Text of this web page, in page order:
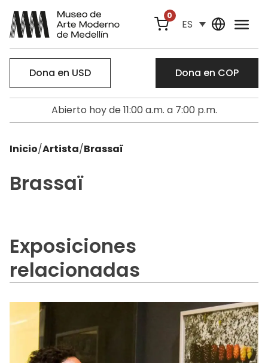
0
ES
Dona en USD Dona en COP
Abierto hoy de 11:00 a.m. a 7:00 p.m.
Inicio/Artista/Brassaï
Brassaï
Exposiciones
relacionadas